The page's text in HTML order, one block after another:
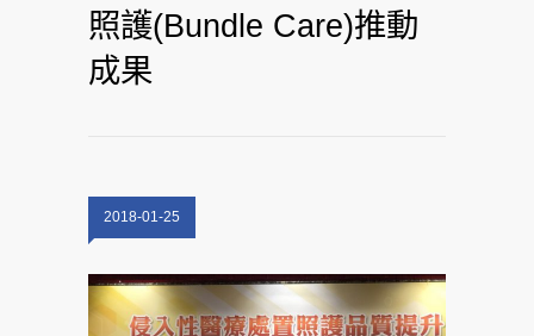
照護(Bundle Care)推動
成果
2018-01-25